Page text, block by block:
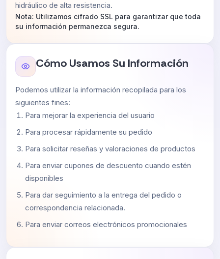
hidráulico de alta resistencia.
Nota: Utilizamos cifrado SSL para garantizar que toda
su información permanezca segura.
Cómo Usamos Su Información
Podemos utilizar la información recopilada para los
siguientes fines:
Para mejorar la experiencia del usuario
Para procesar rápidamente su pedido
Para solicitar reseñas y valoraciones de productos
Para enviar cupones de descuento cuando estén
disponibles
Para dar seguimiento a la entrega del pedido o
correspondencia relacionada.
Para enviar correos electrónicos promocionales